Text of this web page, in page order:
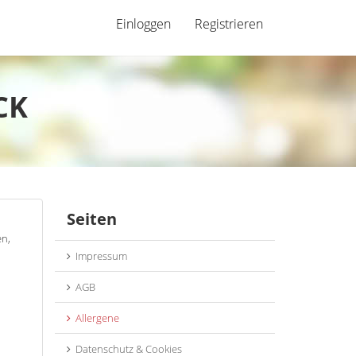
Einloggen Registrieren
Seiten
Impressum
AGB
Allergene
Datenschutz & Cookies